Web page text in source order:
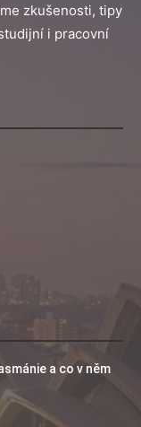
zkušenosti, tipy
i pracovní
a co v něm